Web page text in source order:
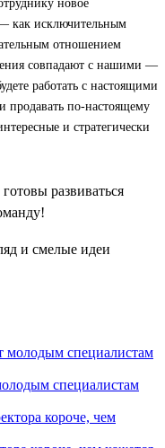
новое
как исключительным
отношением
совпадают с нашими —
работать с настоящими
продавать по-настоящему
и стратегически
развиваться
специалистам